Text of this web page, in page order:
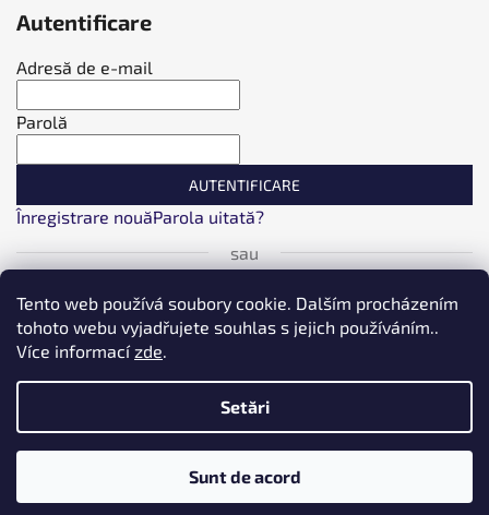
Tento web používá soubory cookie. Dalším procházením
tohoto webu vyjadřujete souhlas s jejich používáním..
Více informacízde.
Setări
Sunt de acord
MNOŽSTEVNÍ A VĚRNOSTNÍ SLEVY ❗❗❗
Autentificare
Adresă de e-mail
Parolă
AUTENTIFICARE
Înregistrare nouăParola uitată?
sau
Autentificare cu Facebook
Conectați-vă prin Seznam
Creat de Shoptet